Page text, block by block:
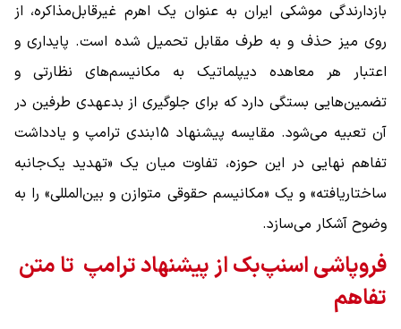
بازدارندگی موشکی ایران به عنوان یک اهرم غیرقابل‌مذاکره، از
روی میز حذف و به طرف مقابل تحمیل شده است. پایداری و
اعتبار هر معاهده دیپلماتیک به مکانیسم‌های نظارتی و
تضمین‌هایی بستگی دارد که برای جلوگیری از بدعهدی طرفین در
آن تعبیه می‌شود. مقایسه پیشنهاد ۱۵‌بندی ترامپ و یادداشت
تفاهم نهایی در این حوزه، تفاوت میان یک «تهدید یک‌جانبه
ساختاریافته» و یک «مکانیسم حقوقی متوازن و بین‌المللی» را به
وضوح آشکار می‌سازد.
فروپاشی اسنپ‌بک از پیشنهاد ترامپ تا متن
تفاهم